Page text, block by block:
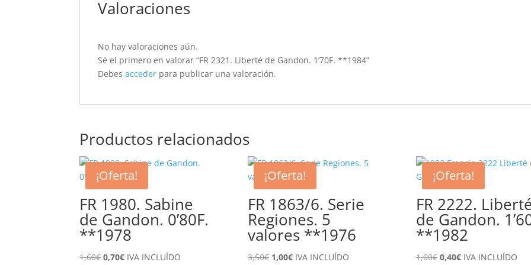
Valoraciones
No hay valoraciones aún.
Sé el primero en valorar “FR 2321. Liberté de Gandon. 1’70F. **1984”
Debesacceder para publicar una valoración.
Productos relacionados
¡Oferta!
FR 1980. Sabine
de Gandon. 0’80F.
**1978
1,60€El
0,70€ElIVA INCLUÍDO
¡Oferta!
FR 1863/6. Serie
Regiones. 5
valores **1976
3,50€ El
1,00€ElIVA INCLUÍDO
¡Oferta!
FR 2222.
de Gandon.
**1982
1,00€ El
0,40€ElIVA INCLUÍDO